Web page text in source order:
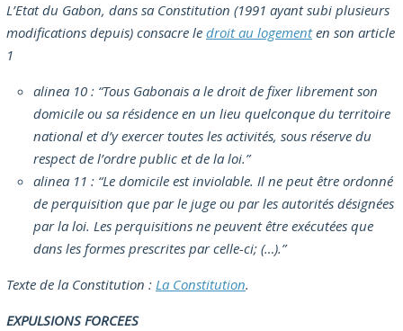
L’Etat du Gabon, dans sa Constitution (1991 ayant subi plusieurs
modifications depuis) consacre le droit au logementen son article
1
alinea 10 : “Tous Gabonais a le droit de fixer librement son
domicile ou sa résidence en un lieu quelconque du territoire
national et d’y exercer toutes les activités, sous réserve du
respect de l’ordre public et de la loi.”
alinea 11 : “Le domicile est inviolable. Il ne peut être ordonné
de perquisition que par le juge ou par les autorités désignées
par la loi. Les perquisitions ne peuvent être exécutées que
dans les formes prescrites par celle-ci; (…).”
Texte de la Constitution : La Constitution.
EXPULSIONS FORCEES